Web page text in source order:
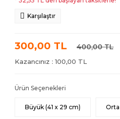
Karşılaştır
300,00 TL 400,00 TL
Kazancınız : 100,00 TL
Ürün Seçenekleri
Büyük (41 x 29 cm)